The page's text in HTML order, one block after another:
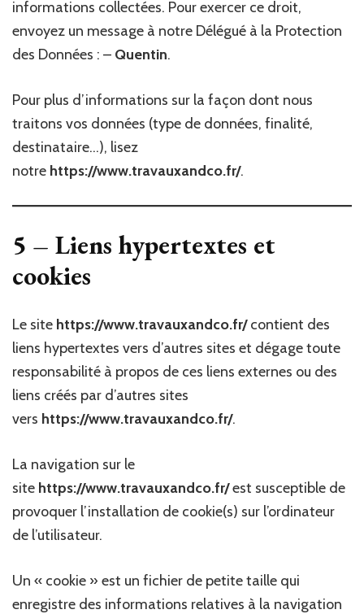
informations collectées. Pour exercer ce droit,
envoyez un message à notre Délégué à la Protection
des Données : – Quentin.
Pour plus d’informations sur la façon dont nous
traitons vos données (type de données, finalité,
destinataire…), lisez
notre https://www.travauxandco.fr/.
5 – Liens hypertextes et
cookies
Le site https://www.travauxandco.fr/contient des
liens hypertextes vers d’autres sites et dégage toute
responsabilité à propos de ces liens externes ou des
liens créés par d’autres sites
vers https://www.travauxandco.fr/.
La navigation sur le
site https://www.travauxandco.fr/est susceptible de
provoquer l’installation de cookie(s) sur l’ordinateur
de l’utilisateur.
Un « cookie » est un fichier de petite taille qui
enregistre des informations relatives à la navigation